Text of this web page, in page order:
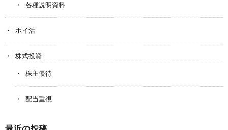
各種説明資料
ポイ活
株式投資
株主優待
配当重視